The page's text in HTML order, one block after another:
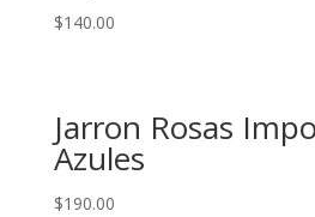
$140.00
Jarron Rosas
Azules
$190.00